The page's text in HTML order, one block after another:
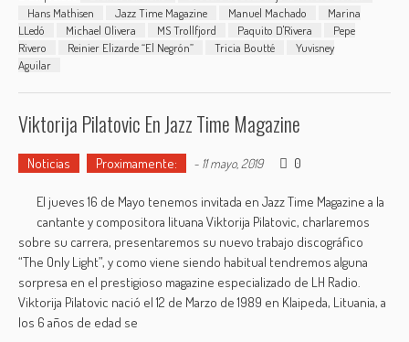
Hans Mathisen
Jazz Time Magazine Manuel Machado
Marina
LLedó
Michael Olivera MS Trollfjord Paquito D'Rivera
Pepe
Rivero
Reinier Elizarde “El Negrón” Tricia Boutté
Yuvisney
Aguilar
Viktorija Pilatovic En Jazz Time Magazine
Noticias Proximamente: - 11 mayo, 2019 0
El jueves 16 de Mayo tenemos invitada en Jazz Time Magazine a la
cantante y compositora lituana Viktorija Pilatovic, charlaremos
sobre su carrera, presentaremos su nuevo trabajo discográfico
“The Only Light”, y como viene siendo habitual tendremos alguna
sorpresa en el prestigioso magazine especializado de LH Radio.
Viktorija Pilatovic nació el 12 de Marzo de 1989 en Klaipeda, Lituania, a
los 6 años de edad se